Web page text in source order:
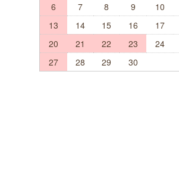
6
7 8 9 10
13
14 15 16 17
20
21 22 23 24
27
28 29 30